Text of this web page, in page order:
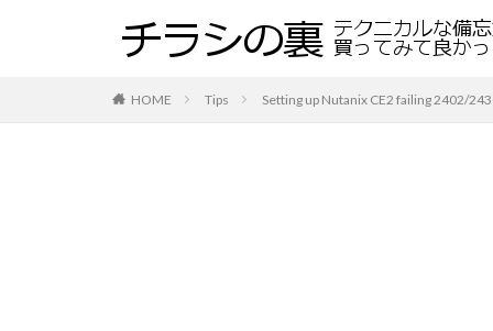
HOME Tips Setting up Nutanix CE2 failing 2402/